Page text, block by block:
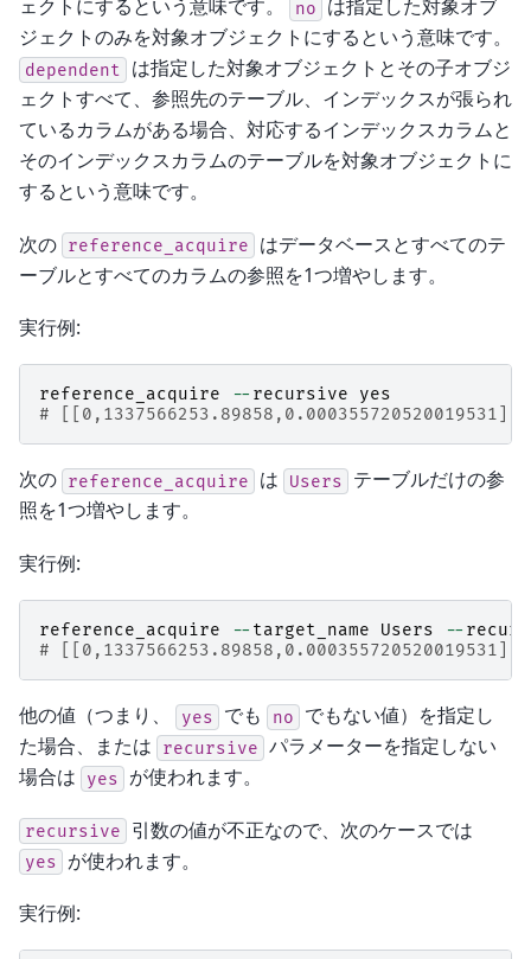
ェクトにするという意味です。 no
は指定した対象オブ
ジェクトのみを対象オブジェクトにするという意味です。
dependent
は指定した対象オブジェクトとその子オブジ
ェクトすべて、参照先のテーブル、インデックスが張られ
ているカラムがある場合、対応するインデックスカラムと
そのインデックスカラムのテーブルを対象オブジェクトに
するという意味です。
次の reference_acquire
はデータベースとすべてのテ
ーブルとすべてのカラムの参照を1つ増やします。
実行例:
reference_acquire -- recursive
yes
#
次の reference_acquire は Users
テーブルだけの参
照を1つ増やします。
実行例:
reference_acquire -- target_name Users --
#
他の値（つまり、 yes でも no
でもない値）を指定し
た場合、または
recursive パラメーターを指定しない
場合は
yes が使われます。
recursive 引数の値が不正なので、次のケースでは
yes が使われます。
実行例: